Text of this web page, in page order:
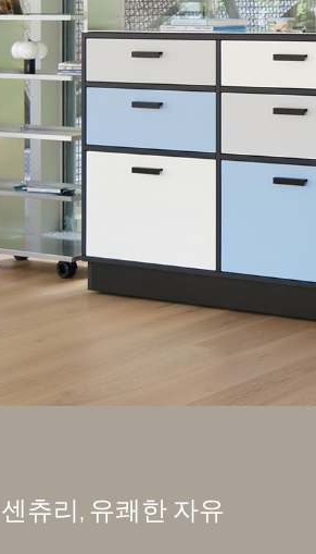
센츄리, 유쾌한 자유